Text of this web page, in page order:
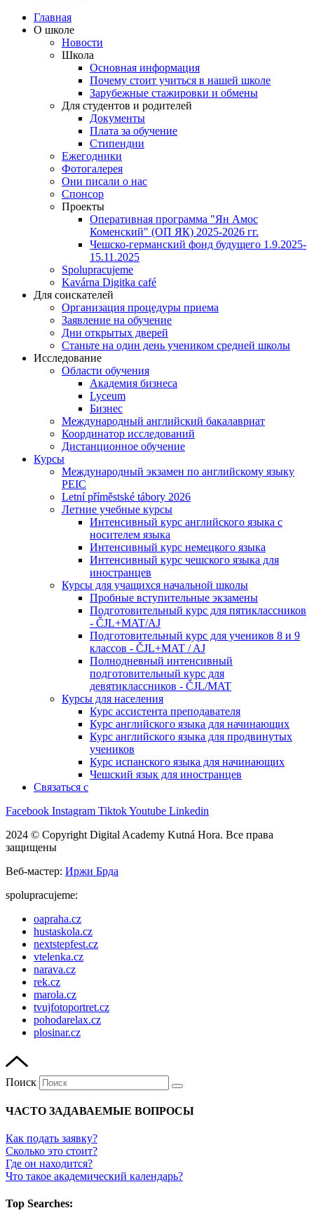
Главная
О школе
Новости
Школа
Основная информация
Почему стоит учиться в нашей школе
Зарубежные стажировки и обмены
Для студентов и родителей
Документы
Плата за обучение
Стипендии
Ежегодники
Фотогалерея
Они писали о нас
Спонсор
Проекты
Оперативная программа "Ян Амос
Коменский" (ОП ЯК) 2025-2026 гг.
Чешско-германский фонд будущего 1.9.2025-
15.11.2025
Spolupracujeme
Kavárna Digitka café
Для соискателей
Организация процедуры приема
Заявление на обучение
Дни открытых дверей
Станьте на один день учеником средней школы
Исследование
Области обучения
Академия бизнеса
Lyceum
Бизнес
Международный английский бакалавриат
Координатор исследований
Дистанционное обучение
Курсы
Международный экзамен по английскому языку
PEIC
Letní příměstské tábory 2026
Летние учебные курсы
Интенсивный курс английского языка с
носителем языка
Интенсивный курс немецкого языка
Интенсивный курс чешского языка для
иностранцев
Курсы для учащихся начальной школы
Пробные вступительные экзамены
Подготовительный курс для пятиклассников
- ČJL+MAT/AJ
Подготовительный курс для учеников 8 и 9
классов - ČJL+MAT / AJ
Полнодневный интенсивный
подготовительный курс для
девятиклассников - ČJL/MAT
Курсы для населения
Курс ассистента преподавателя
Курс английского языка для начинающих
Курс английского языка для продвинутых
учеников
Курс испанского языка для начинающих
Чешский язык для иностранцев
Связаться с
Facebook Instagram TiktokYoutube Linkedin
2024 © Copyright Digital Academy Kutná Hora. Все права
защищены
Веб-мастер: Иржи Брда
spolupracujeme:
oapraha.cz
hustaskola.cz
nextstepfest.cz
vtelenka.cz
narava.cz
rek.cz
marola.cz
tvujfotoportret.cz
pohodarelax.cz
plosinar.cz
Поиск
ЧАСТО ЗАДАВАЕМЫЕ ВОПРОСЫ
Как подать заявку?
Сколько это стоит?
Где он находится?
Что такое академический календарь?
Top Searches: